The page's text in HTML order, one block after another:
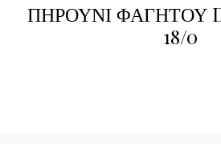
ΠΗΡΟΥΝΙ ΦΑΓΗΤΟΥ
18/0